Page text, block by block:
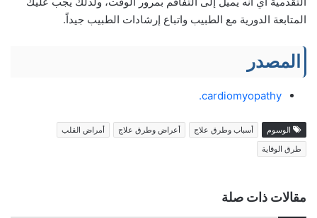
المتابعة الدورية مع الطبيب واتباع إرشادات الطبيب جيداً.
المصدر
cardiomyopathy.
الوسوم أسباب وطرق علاج أعراض وطرق علاج
أمراض القلب
طرق الوقاية
مقالات ذات صلة